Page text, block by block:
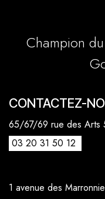
CONTACTEZ-
65/67/69 rue des Arts
03 20 31 50 12
1 avenue des
Champion